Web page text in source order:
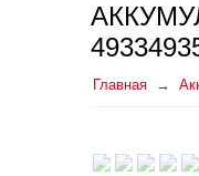
Главная